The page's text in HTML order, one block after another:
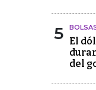
5 El
del